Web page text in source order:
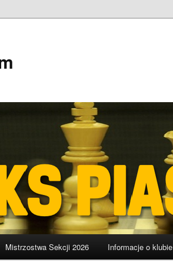
Mistrzostwa Sekcji 2026 Informacje o klubie